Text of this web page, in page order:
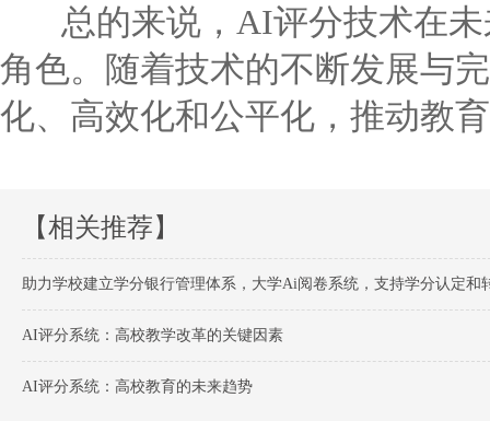
总的来说，AI评分技术在未
角色。随着技术的不断发展与
化、高效化和公平化，推动教
【相关推荐】
助力学校建立学分银行管理体系，大学Ai阅卷系统，支持学分认定和
AI评分系统：高校教学改革的关键因素
AI评分系统：高校教育的未来趋势